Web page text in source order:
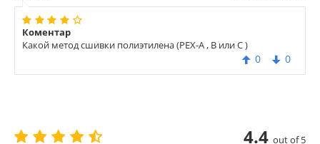
Коментар
Какой метод сшивки полиэтилена (PEX-A , B или С )
0 0
4.4 out of 5